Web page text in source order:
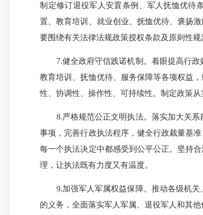
制定修订退役军人安置条例、军人抚恤优待
置、教育培训、就业创业、抚恤优待、褒扬
要围绕有关法律法规政策授权条款及原则性
7.健全政府守信践诺机制。着眼提高行政
教育培训、抚恤优待、服务保障等各项权益
性、协调性、操作性、可持续性。制定政策
8.严格规范公正文明执法。落实加大关系
事项，完善行政执法程序，健全行政裁量基
每一个执法决定中都感受到公平公正。坚持
理，让执法既有力度又有温度。
9.加强军人军属权益保障。推动各级机关
的义务，全面落实军人军属、退役军人和其